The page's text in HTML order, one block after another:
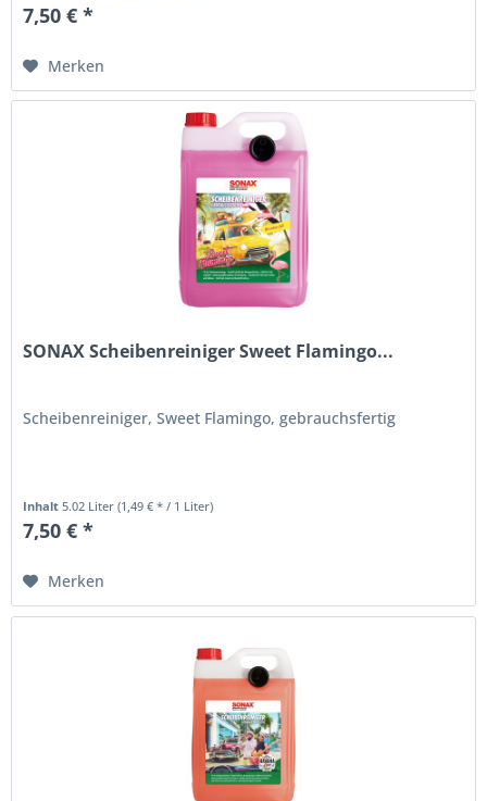
7,50 € *
Merken
SONAX Scheibenreiniger Sweet Flamingo...
Scheibenreiniger, Sweet Flamingo, gebrauchsfertig
Inhalt5.02 Liter(1,49 € * / 1 Liter)
7,50 € *
Merken